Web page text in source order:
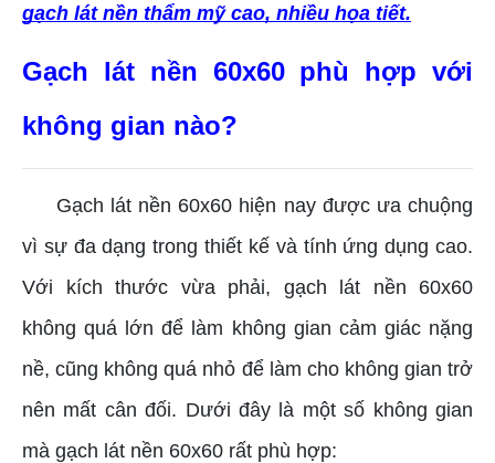
gạch lát nền thẩm mỹ cao, nhiều họa tiết.
Gạch lát nền 60x60 phù hợp với
không gian nào?
Gạch lát nền 60x60 hiện nay được ưa chuộng
vì sự đa dạng trong thiết kế và tính ứng dụng cao.
Với kích thước vừa phải, gạch lát nền 60x60
không quá lớn để làm không gian cảm giác nặng
nề, cũng không quá nhỏ để làm cho không gian trở
nên mất cân đối. Dưới đây là một số không gian
mà gạch lát nền 60x60 rất phù hợp: